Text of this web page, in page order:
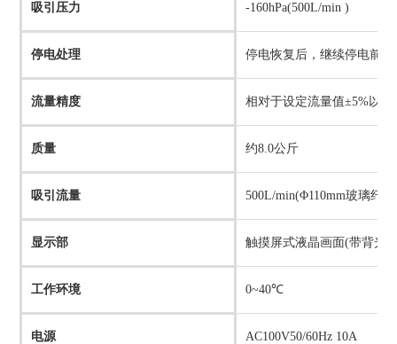
吸引压力 -160hPa(500L/min )
停电处理 停电恢复后，继续停电前
流量精度 相对于设定流量值±5%以内
质量 约8.0公斤
吸引流量 500L/min(Φ110mm玻璃纤
显示部 触摸屏式液晶画面(带背光)
工作环境 0~40℃
电源 AC100V50/60Hz 10A